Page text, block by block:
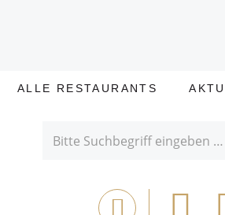
ALLE RESTAURANTS